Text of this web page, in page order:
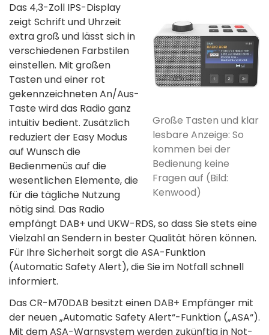
Große Tasten und klar
lesbare Anzeige: So
kommen bei der
Bedienung keine
Fragen auf (Bild:
Kenwood)
Das 4,3-Zoll IPS-Display
zeigt Schrift und Uhrzeit
extra groß und lässt sich in
verschiedenen Farbstilen
einstellen. Mit großen
Tasten und einer rot
gekennzeichneten An/Aus-
Taste wird das Radio ganz
intuitiv bedient. Zusätzlich
reduziert der Easy Modus
auf Wunsch die
Bedienmenüs auf die
wesentlichen Elemente, die
für die tägliche Nutzung
nötig sind. Das Radio
empfängt DAB+ und UKW-RDS, so dass Sie stets eine
Vielzahl an Sendern in bester Qualität hören können.
Für Ihre Sicherheit sorgt die ASA-Funktion
(Automatic Safety Alert), die Sie im Notfall schnell
informiert.
Das CR-M70DAB besitzt einen DAB+ Empfänger mit
der neuen „Automatic Safety Alert“-Funktion („ASA“).
Mit dem ASA-Warnsystem werden zukünftig in Not-